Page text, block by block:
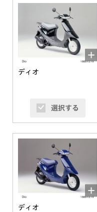
ディオ
選択する
ディオ